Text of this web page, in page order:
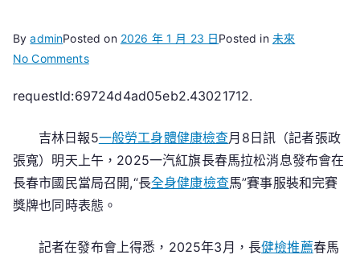
ByadminPosted on 2026 年 1 月 23 日Posted in 未來
No Commentson
春
拉
松
5
月
日
requestId:69724d4ad05eb2.43021712.
吉林日報5一般勞工身體健康檢查月8日訊（記者張政
張寬）明天上午，2025一汽紅旗長春馬拉松消息發布會在
長春市國民當局召開,“長全身健康檢查馬”賽事服裝和完賽
獎牌也同時表態。
記者在發布會上得悉，2025年3月，長健檢推薦春馬